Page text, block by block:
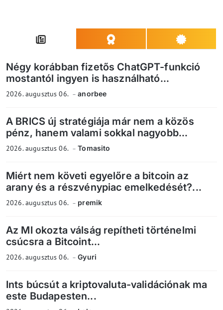
Négy korábban fizetős ChatGPT-funkció
mostantól ingyen is használható...
2026. augusztus 06. anorbee
A BRICS új stratégiája már nem a közös
pénz, hanem valami sokkal nagyobb...
2026. augusztus 06. Tomasito
Miért nem követi egyelőre a bitcoin az
arany és a részvénypiac emelkedését?...
2026. augusztus 06. premik
Az MI okozta válság repítheti történelmi
csúcsra a Bitcoint...
2026. augusztus 06. Gyuri
Ints búcsút a kriptovaluta-validációnak ma
este Budapesten...